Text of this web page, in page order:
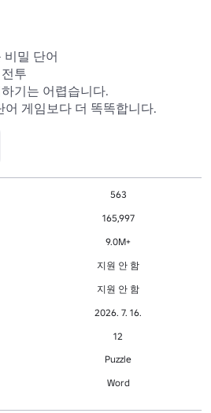
비밀 단어
투
기는 어렵습니다.
어 게임보다 더 똑똑합니다.
563
165,997
9.0M+
지원 안 함
지원 안 함
2026. 7. 16.
12
Puzzle
Word